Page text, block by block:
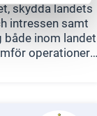
skydda landets
intressen samt
inom landet
operationer,